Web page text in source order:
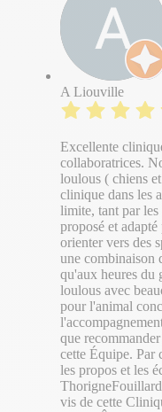
A Liouville
Excellente
collaboratrices.
loulous ( chiens
clinique dans les
limite, tant par
proposé et
orienter vers des
une combinaison
qu'aux heures du
loulous avec
pour l'animal
que
cette Équipe. Par
les propos et les
vis de cette